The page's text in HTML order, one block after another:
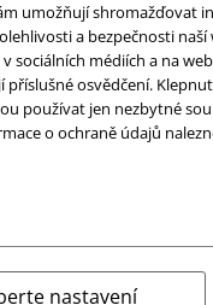
umožňují shromažďovat
a bezpečnosti
sociálních médiích a na
osvědčení.
používat jen nezbytné
o ochraně údajů
nastavení